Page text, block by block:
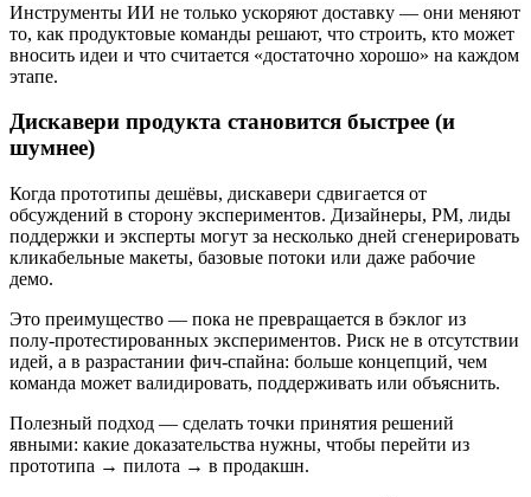
Инструменты ИИ не только ускоряют доставку — они меняют
то, как продуктовые команды решают, что строить, кто может
вносить идеи и что считается «достаточно хорошо» на каждом
этапе.
Дискавери продукта становится быстрее (и
шумнее)
Когда прототипы дешёвы, дискавери сдвигается от
обсуждений в сторону экспериментов. Дизайнеры, PM, лиды
поддержки и эксперты могут за несколько дней сгенерировать
кликабельные макеты, базовые потоки или даже рабочие
демо.
Это преимущество — пока не превращается в бэклог из
полу‑протестированных экспериментов. Риск не в отсутствии
идей, а в разрастании фич‑спайна: больше концепций, чем
команда может валидировать, поддерживать или объяснить.
Полезный подход — сделать точки принятия решений
явными: какие доказательства нужны, чтобы перейти из
прототипа → пилота → в продакшн.